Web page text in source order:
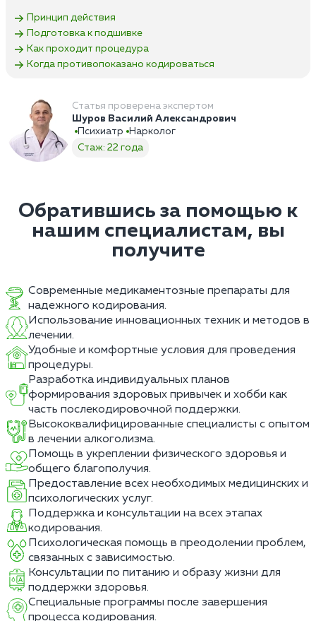
Принцип действия
Подготовка к подшивке
Как проходит процедура
Когда противопоказано кодироваться
Статья проверена экспертом
Шуров Василий Александрович
Психиатр
Нарколог
Стаж: 22 года
Обратившись за помощью к
нашим специалистам, вы
получите
Современные медикаментозные препараты для
надежного кодирования.
Использование инновационных техник и методов в
лечении.
Удобные и комфортные условия для проведения
процедуры.
Разработка индивидуальных планов
формирования здоровых привычек и хобби как
часть послекодировочной поддержки.
Высококвалифицированные специалисты с опытом
в лечении алкоголизма.
Помощь в укреплении физического здоровья и
общего благополучия.
Предоставление всех необходимых медицинских и
психологических услуг.
Поддержка и консультации на всех этапах
кодирования.
Психологическая помощь в преодолении проблем,
связанных с зависимостью.
Консультации по питанию и образу жизни для
поддержки здоровья.
Специальные программы после завершения
процесса кодирования.